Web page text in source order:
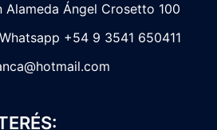
Alameda Ángel Crosetto 100
+54 9 3541 650411